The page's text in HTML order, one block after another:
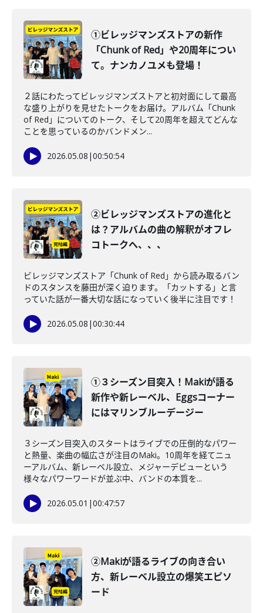
①ビレッジマンズストアの新作
「Chunk of Red」や20周年につい
て。ナンカノユメも登場！
２話にわたってビレッジマンズストアと初対面にして最高
な盛り上がりを見せたトークをお届け。アルバム「Chunk
of Red」についてのトーク、そして20周年を超えてどんな
ことを思っているのかバンドメン...
2026.05.08 |00:50:54
②ビレッジマンズストアの進化と
は？アルバムの曲の解釈がオフレ
コトークへ、、、
ビレッジマンズストア「Chunk of Red」から読み取るバン
ドのスタンスを藤田が深く迫ります。「カットする」と言
っていた話が一番大切な話になっていく後半に注目です！
2026.05.08 |00:30:44
①３シーズン目突入！Makiが語る
新作や新レーベル、Eggsコーナー
にはマリンブルーデージー
３シーズン目突入のスタートはライブでの圧倒的なパワー
と熱量、楽曲の幅広さが注目のMaki。10周年を経てニュ
ーアルバム、新レーベル設立、メジャーデビューという
様々なパワーワードが並ぶ中、バンドの本質を...
2026.05.01 |00:47:57
②Makiが語るライブの向き合い
方、新レーベル設立の爆笑エピソ
ード